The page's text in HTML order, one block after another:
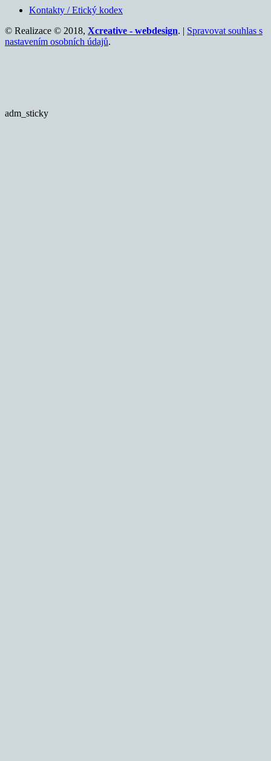
Kontakty / Etický kodex
© Realizace © 2018, Xcreative - webdesign. | Spravovat souhlas s
nastavením osobních údajů.
adm_sticky